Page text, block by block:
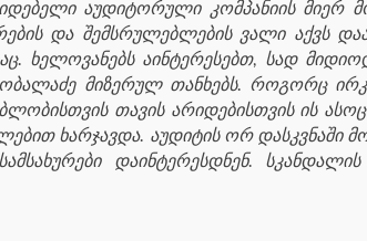
აუდიტორული კომპანიის მიერ
და შემსრულებლების ვალი აქვს
ხელოვანებს აინტერესებთ, სად
მიზერულ თანხებს. როგორც
თავის არიდებისთვის ის
ხარჯავდა. აუდიტის ორ დასკვნაში
დაინტერესდნენ.